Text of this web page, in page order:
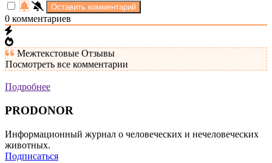
0 комментариев
Межтекстовые Отзывы
Посмотреть все комментарии
Подробнее
PRODONOR
Информационный журнал о человеческих и нечеловеческих
животных.
Подписаться